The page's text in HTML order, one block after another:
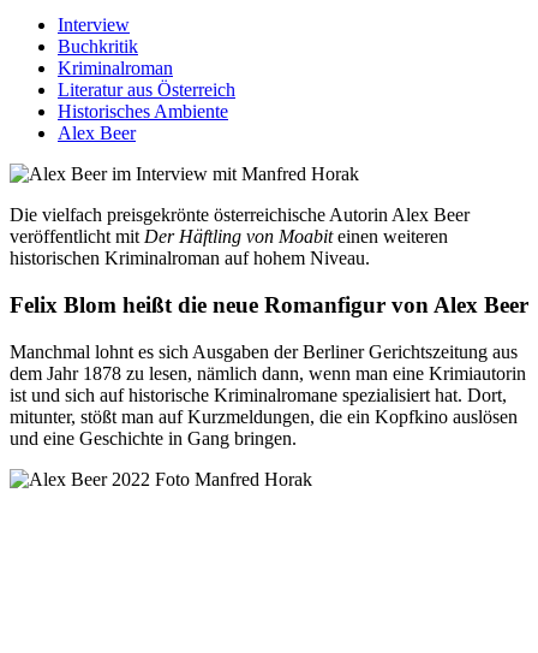
Interview
Buchkritik
Kriminalroman
Literatur aus Österreich
Historisches Ambiente
Alex Beer
Die vielfach preisgekrönte österreichische Autorin Alex Beer
veröffentlicht mit Der Häftling von Moabiteinen weiteren
historischen Kriminalroman auf hohem Niveau.
Felix Blom heißt die neue Romanfigur von Alex Beer
Manchmal lohnt es sich Ausgaben der Berliner Gerichtszeitung aus
dem Jahr 1878 zu lesen, nämlich dann, wenn man eine Krimiautorin
ist und sich auf historische Kriminalromane spezialisiert hat. Dort,
mitunter, stößt man auf Kurzmeldungen, die ein Kopfkino auslösen
und eine Geschichte in Gang bringen.